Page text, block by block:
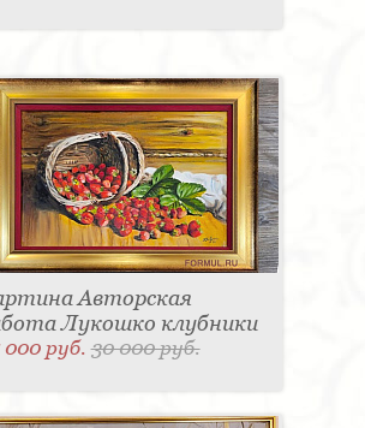
Авторская
Лукошко клубники
000 руб.30 000 руб.